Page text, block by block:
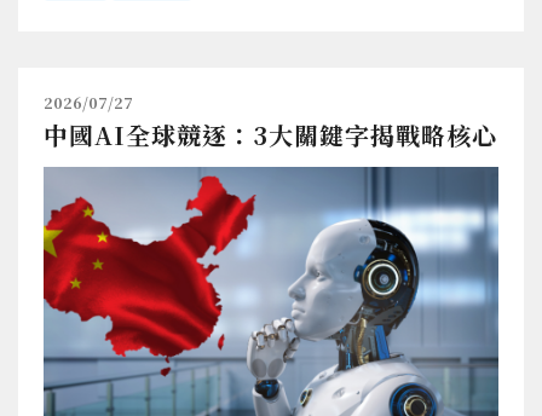
2026/07/27
中國AI全球競逐：3大關鍵字揭戰略核心